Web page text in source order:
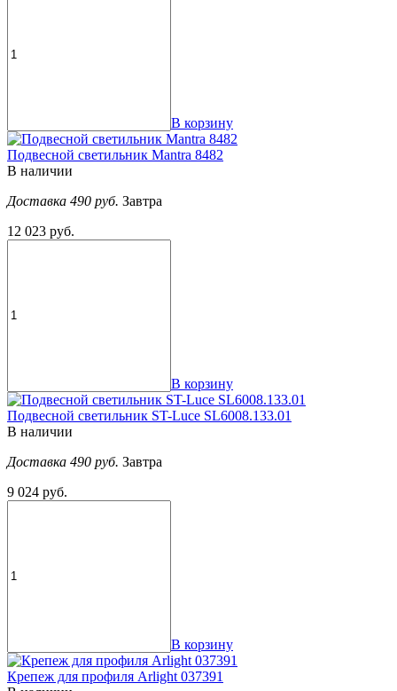
В корзину
Подвесной светильник Mantra 8482
В наличии
Доставка 490 руб. Завтра
12 023 руб.
В корзину
Подвесной светильник ST-Luce SL6008.133.01
В наличии
Доставка 490 руб. Завтра
9 024 руб.
В корзину
Крепеж для профиля Arlight 037391